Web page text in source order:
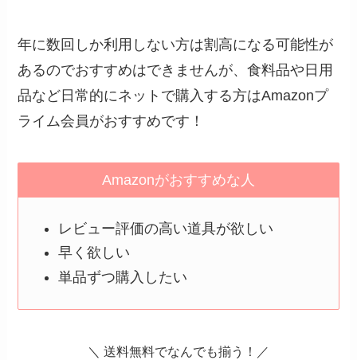
年に数回しか利用しない方は割高になる可能性が
あるのでおすすめはできませんが、食料品や日用
品など日常的にネットで購入する方はAmazonプ
ライム会員がおすすめです！
Amazonがおすすめな人
レビュー評価の高い道具が欲しい
早く欲しい
単品ずつ購入したい
＼ 送料無料でなんでも揃う！／